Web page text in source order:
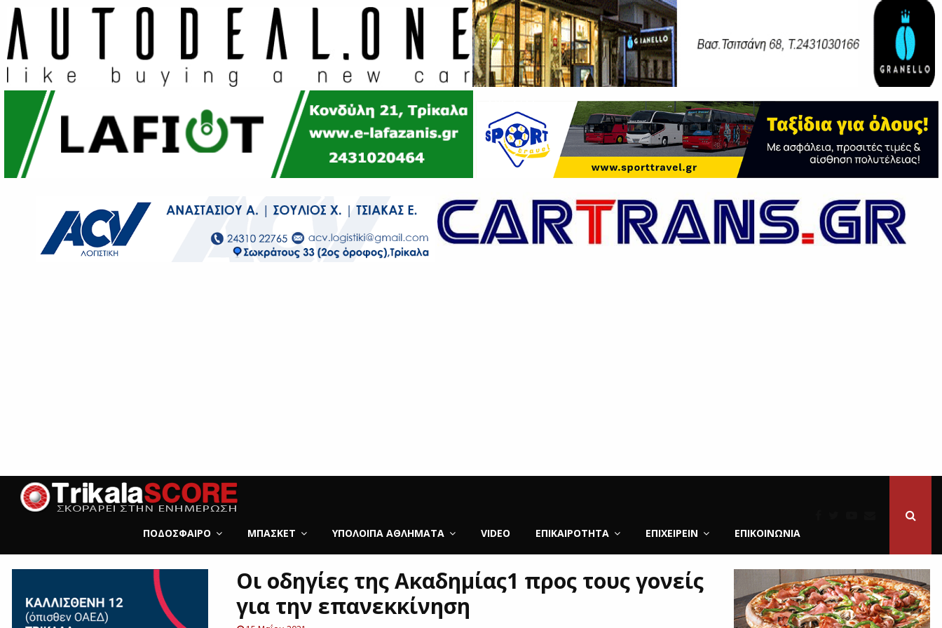
ΠΟΔΌΣΦΑΙΡΟ ΜΠΆΣΚΕΤ ΥΠΌΛΟΙΠΑ ΑΘΛΉΜΑΤΑ VIDEO ΕΠΙΚΑΙΡΌΤΗΤΑ ΕΠΙΧΕΙΡΕΙΝ ΕΠΙΚΟΙΝΩΝΊΑ
Οι οδηγίες της Ακαδημίας1 προς τους γονείς
για την επανεκκίνηση